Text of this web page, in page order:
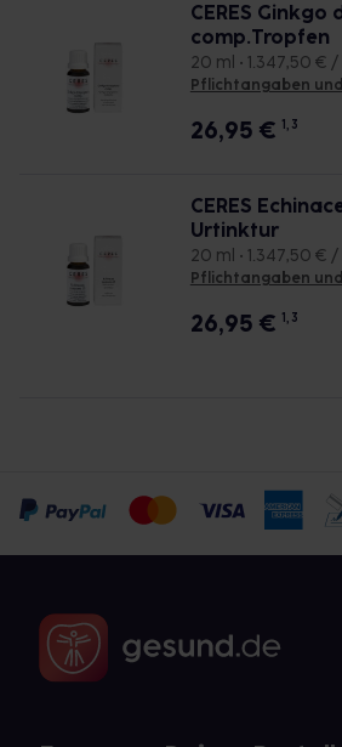
CERES
comp.Tropfen
20 ml • 1.347,50 € / l
Pflichtangaben
26,95 € 1, 3
CERES
Urtinktur
20 ml • 1.347,50 € / l
Pflichtangaben
26,95 € 1, 3